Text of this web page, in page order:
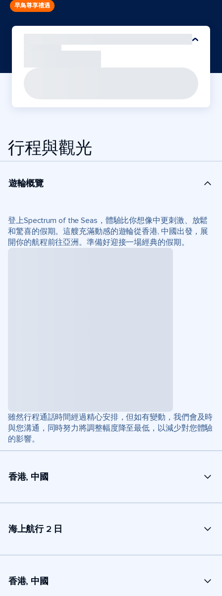
早鳥尊享禮遇
行程與觀光
遊輪概覽
登上Spectrum of the Seas，體驗比你想像中更刺激、放鬆
和驚喜的假期。這艘充滿動感的遊輪從香港, 中國出發，展
開你的航程前往亞洲。準備好迎接一場經典的假期。
雖然行程通話時間經過精心安排，但如有變動，我們會及時
與您溝通，同時努力將調整幅度降至最低，以減少對您體驗
的影響。
香港, 中國
海上航行 2 日
香港, 中國